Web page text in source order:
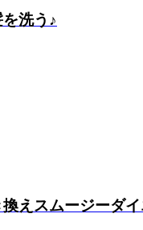
洗う♪
えスムージーダ